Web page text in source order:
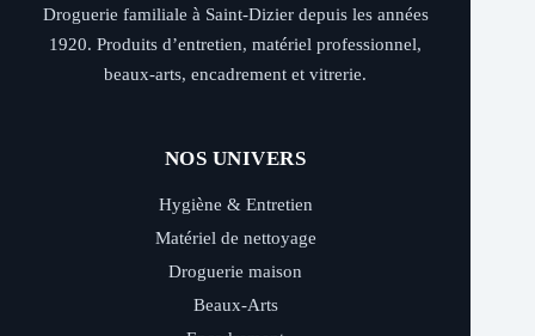
Droguerie familiale à Saint-Dizier depuis les années
1920. Produits d’entretien, matériel professionnel,
beaux-arts, encadrement et vitrerie.
NOS UNIVERS
Hygiène & Entretien
Matériel de nettoyage
Droguerie maison
Beaux-Arts